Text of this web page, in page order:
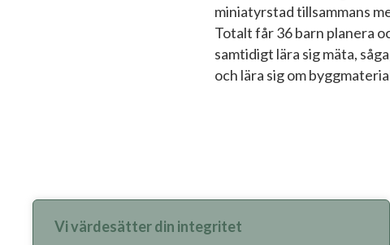
Vi värdesätter din integritet
miniatyrstad tillsammans
Totalt får 36 barn planera
samtidigt lära sig mäta,
och lära sig om